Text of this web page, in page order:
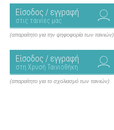
Είσοδος / εγγραφή
στις ταινίες μας
(απαραίτητο για την ψηφοφορία των ταινιών)
Είσοδος / εγγραφή
στη Χρυσή Ταινιοθήκη
(απαραίτητο για το σχολιασμό των ταινιών)